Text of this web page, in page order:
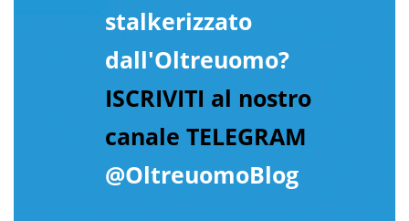
stalkerizzato
dall'Oltreuomo?
ISCRIVITI al nostro
canale TELEGRAM
@OltreuomoBlog